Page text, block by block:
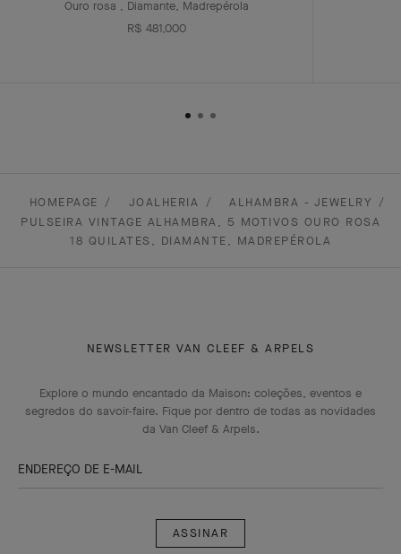
Ouro rosa , Diamante, Madrepérola
R$ 481,000
HOMEPAGE JOALHERIA
ALHAMBRA - JEWELRY
PULSEIRA VINTAGE ALHAMBRA, 5 MOTIVOS OURO ROSA
18 QUILATES, DIAMANTE, MADREPÉROLA
NEWSLETTER VAN CLEEF & ARPELS
Explore o mundo encantado da Maison: coleções, eventos e
segredos do savoir-faire. Fique por dentro de todas as novidades
da Van Cleef & Arpels.
ENDEREÇO DE E-MAIL